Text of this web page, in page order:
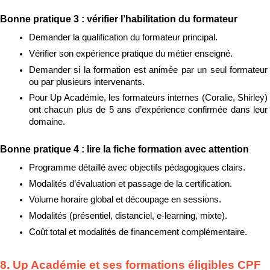
Bonne pratique 3 : vérifier l’habilitation du formateur
Demander la qualification du formateur principal.
Vérifier son expérience pratique du métier enseigné.
Demander si la formation est animée par un seul formateur
ou par plusieurs intervenants.
Pour Up Académie, les formateurs internes (Coralie, Shirley)
ont chacun plus de 5 ans d’expérience confirmée dans leur
domaine.
Bonne pratique 4 : lire la fiche formation avec attention
Programme détaillé avec objectifs pédagogiques clairs.
Modalités d’évaluation et passage de la certification.
Volume horaire global et découpage en sessions.
Modalités (présentiel, distanciel, e-learning, mixte).
Coût total et modalités de financement complémentaire.
8. Up Académie et ses formations éligibles CPF